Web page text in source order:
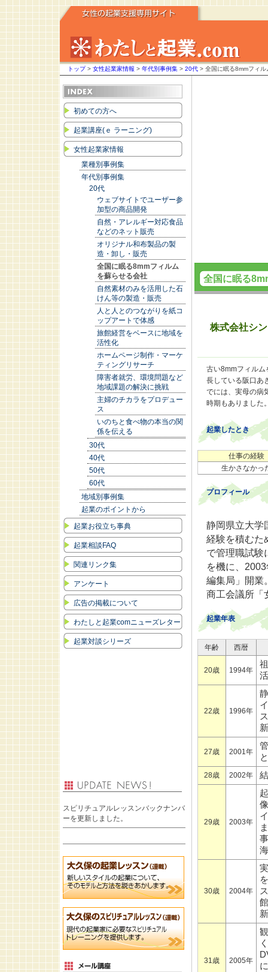
トップ> 女性起業家情報 > 年代別事例集 > 20代 > 全国に眠る8mmフィ
全国に眠る
株式会社シ
古い8mmフィル
長している阪口あ
でには、実母の病
時期もありました
起業したとき
仕事の経験
生かさなかっ
プロフィール
静岡県立大学
経験を積むた
で管理職試験
を機に、
編集局」開業
商工会議所「
起業年表
年齢 西暦
20歳 1994年
22歳 1996年
27歳 2001年
28歳 2002年
29歳 2003年
30歳 2004年
31歳 2005年
初めての方へ
起業講座(ｅ ラーニング)
女性起業家情報
業種別事例集
年代別事例集
20代
ウェブサイトでユーザー参
加型の商品開発
自然・アレルギー対応食品
などのネット販売
オリジナル和布製品の製
造・卸し・販売
全国に眠る8mmフィルム
を蘇らせる会社
自然素材のみを活用した石
けん等の製造・販売
人と人とのつながりを紙コ
ップアートで体感
旅館経営をベースに地域を
活性化
ホームページ制作・マーケ
ティングリサーチ
障害者就労、環境問題など
地域課題の解決に挑戦
主婦のチカラをプロデュー
ス
いのちと食べ物の本当の関
係を伝える
30代
40代
50代
60代
地域別事例集
起業のポイントから
起業お役立ち事典
起業相談FAQ
関連リンク集
アンケート
広告の掲載について
わたしと起業comニューズレター
起業対談シリーズ
スピリチュアルレッスンバックナンバ
ーを更新しました。